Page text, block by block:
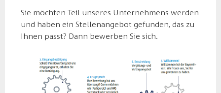
Sie möchten Teil unseres Unternehmens werden
und haben ein Stellenangebot gefunden, das zu
Ihnen passt? Dann bewerben Sie sich.